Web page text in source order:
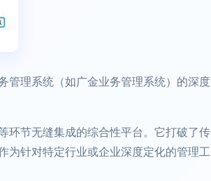
管理系统（如广金业务管理系统）的深度
环节无缝集成的综合性平台。它打破了传
为针对特定行业或企业深度定化的管理工